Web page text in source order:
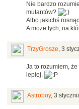
Nie bardzo
mutantów?
Albo jakichś
A może tych, na
TrzyGrosze, 3
Ja to rozumiem,
lepiej.
Astroboy, 3